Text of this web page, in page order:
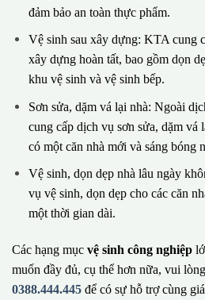
đảm bảo an toàn thực phẩm.
Vệ sinh sau xây dựng: KTA cung
xây dựng hoàn tất, bao gồm dọn
khu vệ sinh và vệ sinh bếp.
Sơn sửa, dặm vá lại nhà: Ngoài
cung cấp dịch vụ sơn sửa, dặm vá
có một căn nhà mới và sáng bóng
Vệ sinh, dọn dẹp nhà lâu ngày
vụ vệ sinh, dọn dẹp cho các căn
một thời gian dài.
Các hạng mục vệ sinh công nghiệp
muốn đầy đủ, cụ thể hơn nữa, vui
0388.444.445 để có sự hỗ trợ cùng